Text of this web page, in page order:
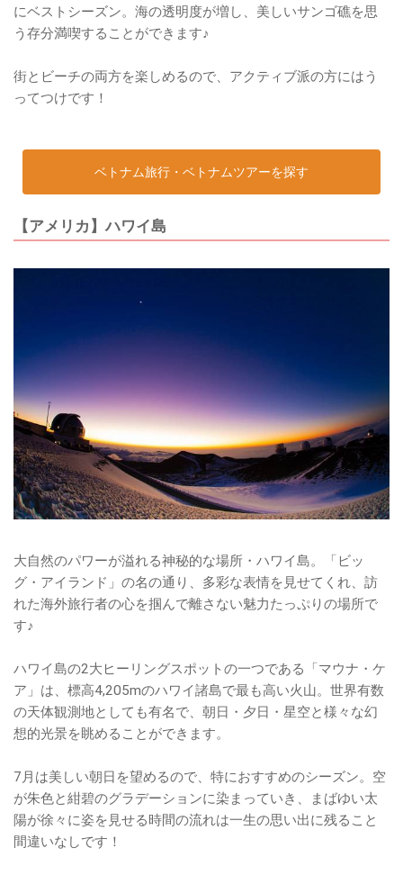
にベストシーズン。海の透明度が増し、美しいサンゴ礁を思
う存分満喫することができます♪
街とビーチの両方を楽しめるので、アクティブ派の方にはう
ってつけです！
ベトナム旅行・ベトナムツアーを探す
【アメリカ】ハワイ島
大自然のパワーが溢れる神秘的な場所・ハワイ島。「ビッ
グ・アイランド」の名の通り、多彩な表情を見せてくれ、訪
れた海外旅行者の心を掴んで離さない魅力たっぷりの場所で
す♪
ハワイ島の2大ヒーリングスポットの一つである「マウナ・ケ
ア」は、標高4,205mのハワイ諸島で最も高い火山。世界有数
の天体観測地としても有名で、朝日・夕日・星空と様々な幻
想的光景を眺めることができます。
7月は美しい朝日を望めるので、特におすすめのシーズン。空
が朱色と紺碧のグラデーションに染まっていき、まばゆい太
陽が徐々に姿を見せる時間の流れは一生の思い出に残ること
間違いなしです！